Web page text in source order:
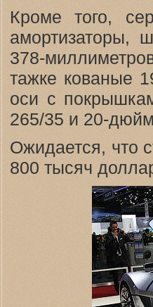
Кроме того,
амортизаторы,
378-
тажке кованые
оси с
265/35 и 20-
Ожидается, что
800 тысяч